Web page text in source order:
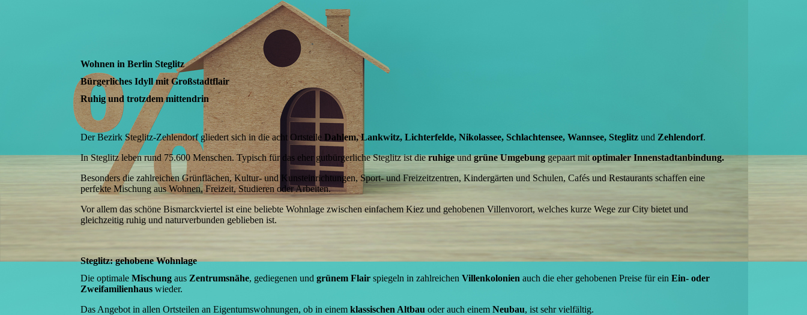
Wohnen in Berlin Steglitz
Bürgerliches Idyll mit Großstadtflair
Ruhig und trotzdem mittendrin
Der Bezirk Steglitz-Zehlendorf gliedert sich in die acht Ortsteile Dahlem, Lankwitz, Lichterfelde, Nikolassee, Schlachtensee, Wannsee, Steglitz und Zehlendorf.
In Steglitz leben rund 75.600 Menschen. Typisch für das eher gutbürgerliche Steglitz ist dieruhigeundgrüne Umgebunggepaart mitoptimaler Innenstadtanbindung.
Besonders die zahlreichen Grünflächen, Kultur- und Kunsteinrichtungen, Sport- und Freizeitzentren, Kindergärten und Schulen, Cafés und Restaurants schaffen eine
perfekte Mischung aus Wohnen, Freizeit, Studieren oder Arbeiten.
Vor allem das schöne Bismarckviertel ist eine beliebte Wohnlage zwischen einfachem Kiez und gehobenen Villenvorort, welches kurze Wege zur City bietet und
gleichzeitig ruhig und naturverbunden geblieben ist.
Steglitz: gehobene Wohnlage
Die optimaleMischung aus Zentrumsnähe, gediegenen undgrünem Flair spiegeln in zahlreichenVillenkolonien auch die eher gehobenen Preise für einEin- oder
Zweifamilienhaus wieder.
Das Angebot in allen Ortsteilen an Eigentumswohnungen, ob in einemklassischen Altbau oder auch einemNeubau, ist sehr vielfältig.